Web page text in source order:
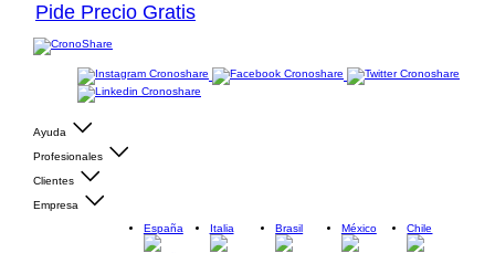
Pide Precio Gratis
Ayuda
Profesionales
Clientes
Empresa
España
Italia Brasil México Chile